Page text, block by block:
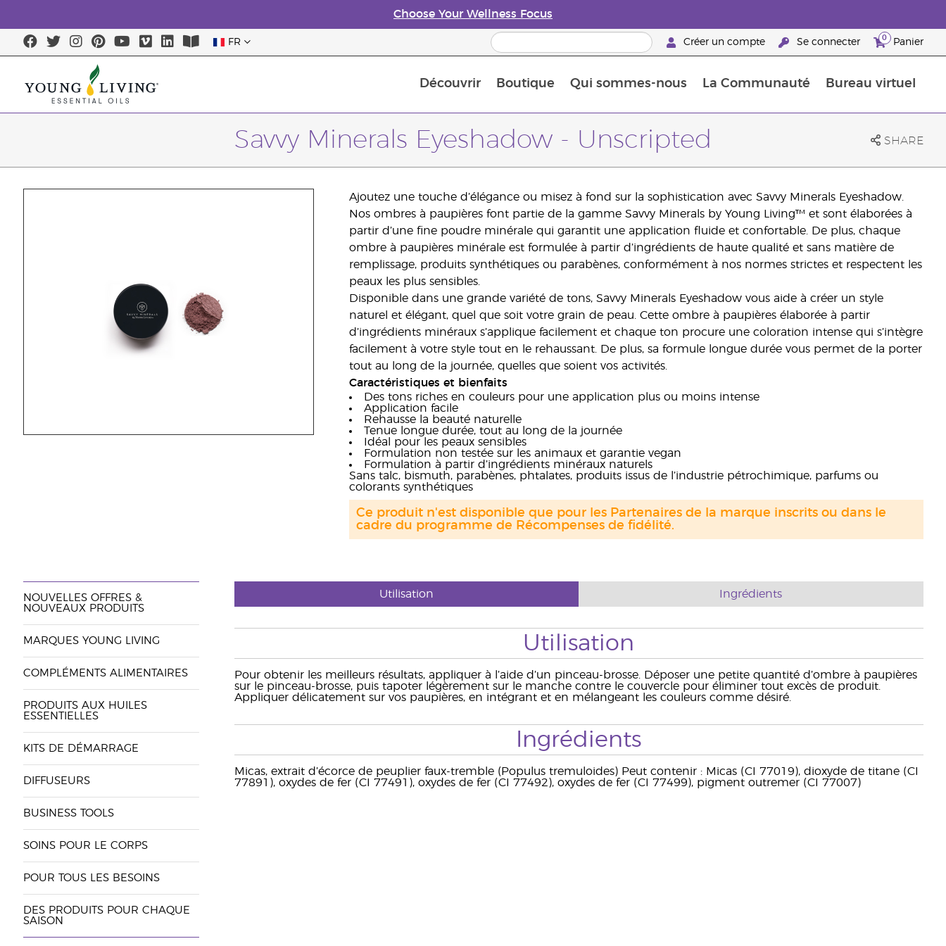
Choose Your Wellness Focus
FR Créer un compte Se connecter 0 Panier
Découvrir Boutique Qui sommes-nous La Communauté Bureau virtuel
Savvy Minerals Eyeshadow - Unscripted SHARE
Ajoutez une touche d’élégance ou misez à fond sur la sophistication avec Savvy Minerals Eyeshadow.
Nos ombres à paupières font partie de la gamme Savvy Minerals by Young Living™ et sont élaborées à
partir d’une fine poudre minérale qui garantit une application fluide et confortable. De plus, chaque
ombre à paupières minérale est formulée à partir d’ingrédients de haute qualité et sans matière de
remplissage, produits synthétiques ou parabènes, conformément à nos normes strictes et respectent les
peaux les plus sensibles.
Disponible dans une grande variété de tons, Savvy Minerals Eyeshadow vous aide à créer un style
naturel et élégant, quel que soit votre grain de peau. Cette ombre à paupières élaborée à partir
d’ingrédients minéraux s’applique facilement et chaque ton procure une coloration intense qui s’intègre
facilement à votre style tout en le rehaussant. De plus, sa formule longue durée vous permet de la porter
tout au long de la journée, quelles que soient vos activités.
Caractéristiques et bienfaits
Des tons riches en couleurs pour une application plus ou moins intense
Application facile
Rehausse la beauté naturelle
Tenue longue durée, tout au long de la journée
Idéal pour les peaux sensibles
Formulation non testée sur les animaux et garantie vegan
Formulation à partir d’ingrédients minéraux naturels
Sans talc, bismuth, parabènes, phtalates, produits issus de l’industrie pétrochimique, parfums ou
colorants synthétiques
Ce produit n'est disponible que pour les Partenaires de la marque inscrits ou dans le
cadre du programme de Récompenses de fidélité.
NOUVELLES OFFRES &
NOUVEAUX PRODUITS
MARQUES YOUNG LIVING
COMPLÉMENTS ALIMENTAIRES
PRODUITS AUX HUILES
ESSENTIELLES
KITS DE DÉMARRAGE
DIFFUSEURS
BUSINESS TOOLS
SOINS POUR LE CORPS
POUR TOUS LES BESOINS
DES PRODUITS POUR CHAQUE
SAISON
Utilisation Ingrédients
Utilisation
Pour obtenir les meilleurs résultats, appliquer à l’aide d’un pinceau-brosse. Déposer une petite quantité d’ombre à paupières
sur le pinceau-brosse, puis tapoter légèrement sur le manche contre le couvercle pour éliminer tout excès de produit.
Appliquer délicatement sur vos paupières, en intégrant et en mélangeant les couleurs comme désiré.
Ingrédients
Micas, extrait d’écorce de peuplier faux-tremble (Populus tremuloides) Peut contenir : Micas (CI 77019), dioxyde de titane (CI
77891), oxydes de fer (CI 77491), oxydes de fer (CI 77492), oxydes de fer (CI 77499), pigment outremer (CI 77007)